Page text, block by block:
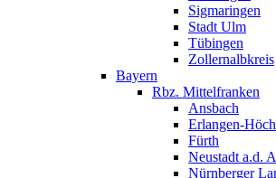
Sigmaringen
Stadt Ulm
Tübingen
Zollernalbkreis
Bayern
Rbz. Mittelfranken
Ansbach
Erlangen-
Fürth
Neustadt a.d.
Nürnberger